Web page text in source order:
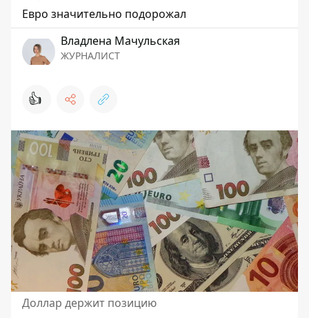
Евро значительно подорожал
Владлена Мачульская
ЖУРНАЛИСТ
👍
Доллар держит позицию